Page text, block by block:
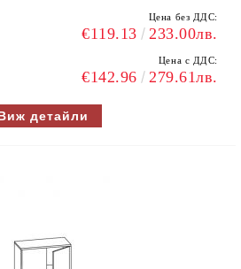
Цена без ДДС:
€119.13 233.00лв.
Цена с ДДС:
€142.96 279.61лв.
детайли